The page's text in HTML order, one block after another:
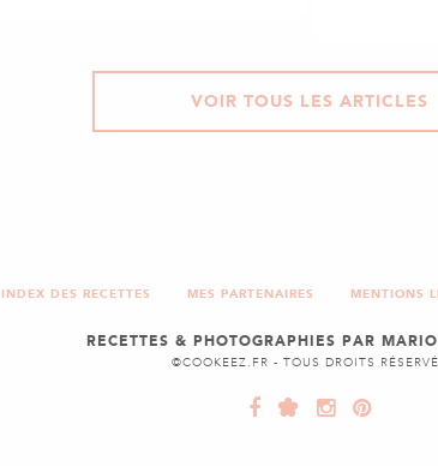
VOIR TOUS LES ARTICLES
INDEX DES RECETTES MES PARTENAIRES MENTIONS
RECETTES & PHOTOGRAPHIES PAR
©COOKEEZ.FR - TOUS DROITS